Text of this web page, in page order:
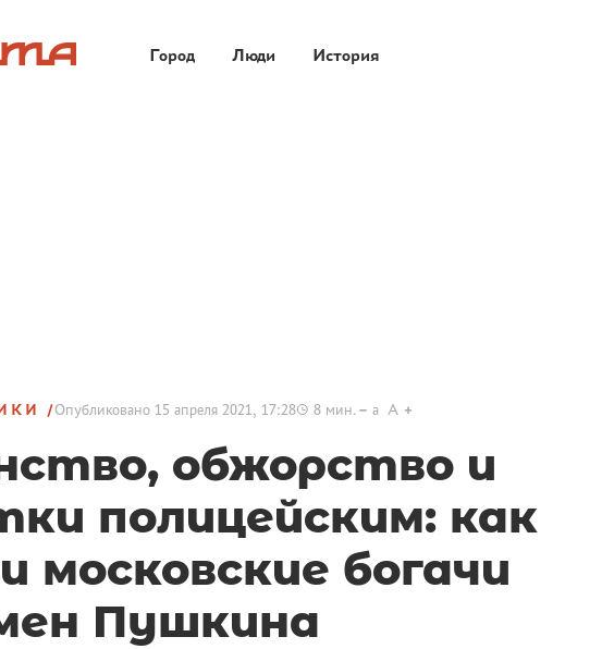
Город Люди История
Опубликовано15 апреля 2021, 17:28 8 мин. a A
обжорство и
полицейским: как
московские богачи
Пушкина